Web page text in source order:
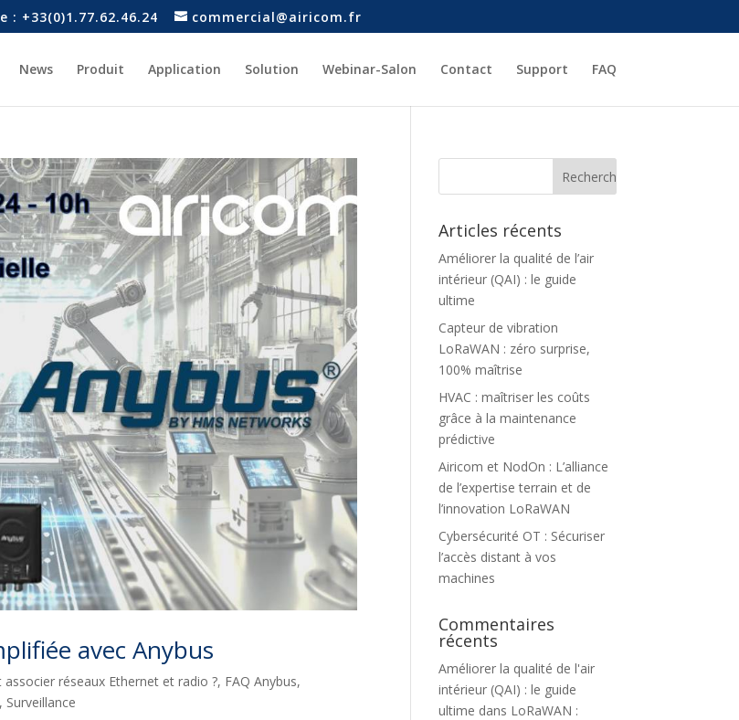
+33(0)1.77.62.46.24 commercial@airicom.fr
News Produit Application Solution Webinar-Salon Contact Support FAQ
avec Anybus
associer réseaux Ethernet et radio ?, FAQ Anybus,
, Surveillance
Articles récents
Améliorer la qualité de l’air
intérieur (QAI) : le guide
ultime
Capteur de vibration
LoRaWAN : zéro surprise,
100% maîtrise
HVAC : maîtriser les coûts
grâce à la maintenance
prédictive
Airicom et NodOn : L’alliance
de l’expertise terrain et de
l’innovation LoRaWAN
Cybersécurité OT : Sécuriser
l’accès distant à vos
machines
Commentaires
récents
Améliorer la qualité de l'air
intérieur (QAI) : le guide
ultime dans LoRaWAN :